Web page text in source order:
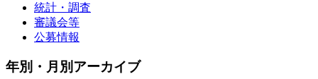
統計・調査
審議会等
公募情報
年別・月別アーカイブ